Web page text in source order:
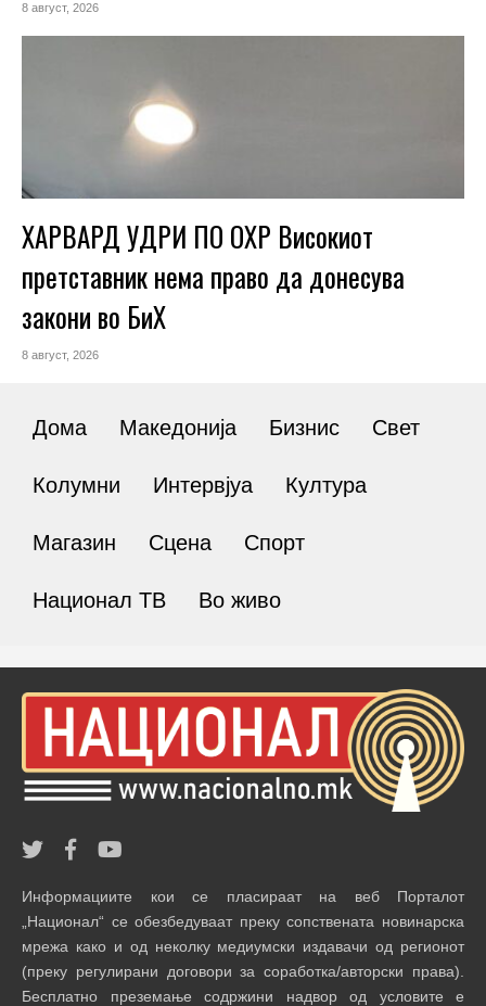
8 август, 2026
ХАРВАРД УДРИ ПО ОХР Високиот
претставник нема право да донесува
закони во БиХ
8 август, 2026
Дома Македонија Бизнис Свет
Колумни Интервјуа Култура
Магазин Сцена Спорт
Национал ТВ Во живо
Информациите кои се пласираат на веб Порталот
„Национал“ се обезбедуваат преку сопствената новинарска
мрежа како и од неколку медиумски издавачи од регионот
(преку регулирани договори за соработка/авторски права).
Бесплатно преземање содржини надвор од условите е